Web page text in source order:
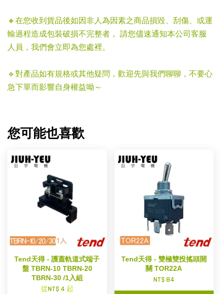
🔸在您收到貨品後如因非人為因素之商品損毀、刮傷、或運
輸過程造成包裝破損不完整者， 請您儘速通知本公司客服
人員，我們會立即為您處裡。
🔹對產品如有規格或其他疑問，歡迎先與我們聊聊，不要心
急下單而影響自身權益呦～
您可能也喜歡
Tend天得 - 護蓋軌道式端子
盤 TBRN-10 TBRN-20
TBRN-30 /1入組
從NT$ 4 起
Tend天得 - 雙極雙投搖頭開
關 TOR22A
NT$ 84